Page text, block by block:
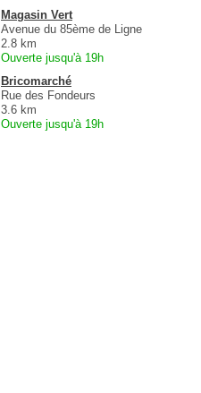
Magasin Vert
Avenue du 85ème de Ligne
2.8 km
Ouverte jusqu'à 19h
Bricomarché
Rue des Fondeurs
3.6 km
Ouverte jusqu'à 19h